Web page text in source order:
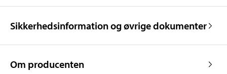
Sikkerhedsinformation og øvrige dokumenter
Om producenten